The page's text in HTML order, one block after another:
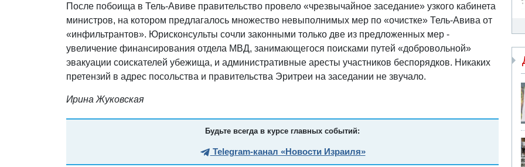
После побоища в Тель-Авиве правительство провело «чрезвычайное заседание» узкого кабинета
министров, на котором предлагалось множество невыполнимых мер по «очистке» Тель-Авива от
«инфильтрантов». Юрисконсульты сочли законными только две из предложенных мер -
увеличение финансирования отдела МВД, занимающегося поисками путей «добровольной»
эвакуации соискателей убежища, и административные аресты участников беспорядков. Никаких
претензий в адрес посольства и правительства Эритреи на заседании не звучало.
Ирина Жуковская
Будьте всегда в курсе главных событий:
Telegram-канал «Новости Израиля»